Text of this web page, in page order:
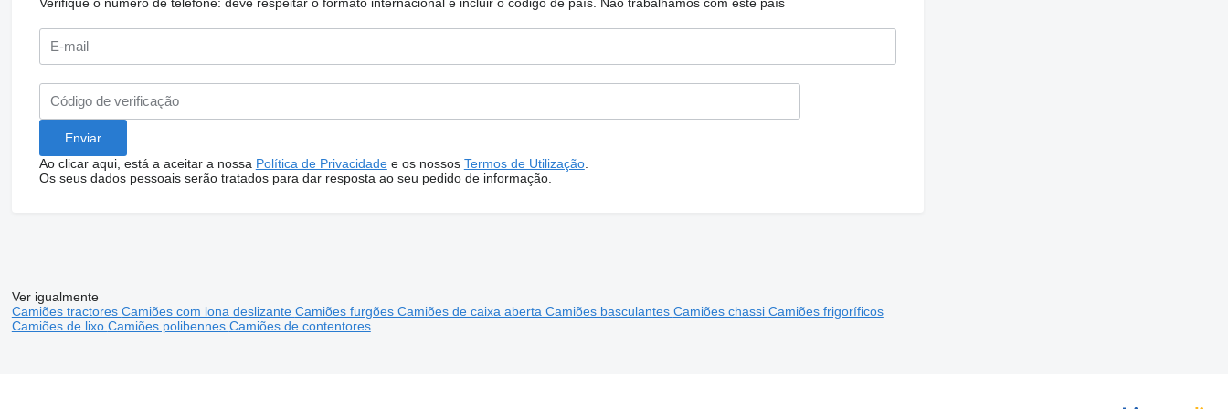
Ao clicar aqui, está a aceitar a nossa Política de Privacidadee os nossos Termos de Utilização.
Os seus dados pessoais serão tratados para dar resposta ao seu pedido de informação.
Ver igualmente
Camiões tractores Camiões com lona deslizante Camiões furgões Camiões de caixa aberta Camiões basculantes Camiões chassi Camiões frigoríficos
Camiões de lixo Camiões polibennes Camiões de contentores